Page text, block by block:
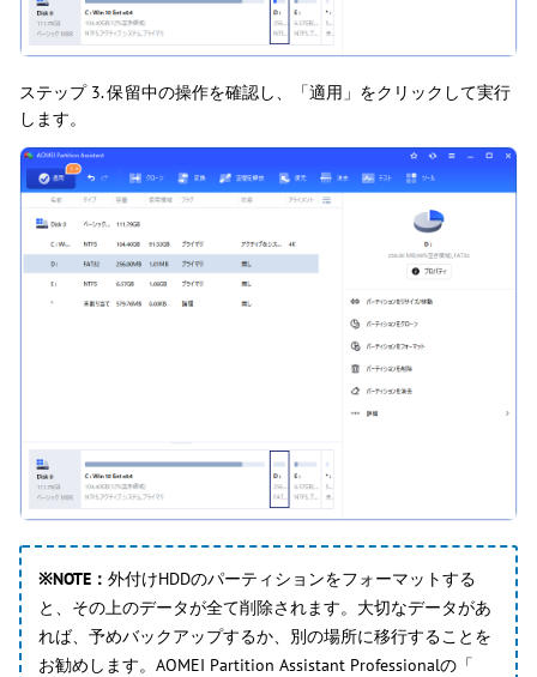
ステップ 3. 保留中の操作を確認し、「適用」をクリックして実行
します。
※NOTE： 外付けHDDのパーティションをフォーマットする
と、その上のデータが全て削除されます。大切なデータがあ
れば、予めバックアップするか、別の場所に移行することを
お勧めします。AOMEI Partition Assistant Professionalの「